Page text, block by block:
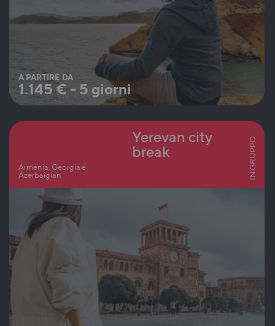
A PARTIRE DA
1.145€ - 5 giorni
Armenia, Georgia e
Azerbaigian
Yerevan city
break
IN GRUPPO